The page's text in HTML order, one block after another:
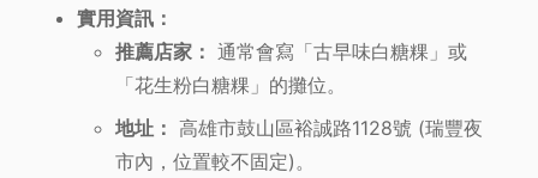
實用資訊：
推薦店家： 通常會寫「古早味白糖粿」或
「花生粉白糖粿」的攤位。
地址： 高雄市鼓山區裕誠路1128號 (瑞豐夜
市內，位置較不固定)。